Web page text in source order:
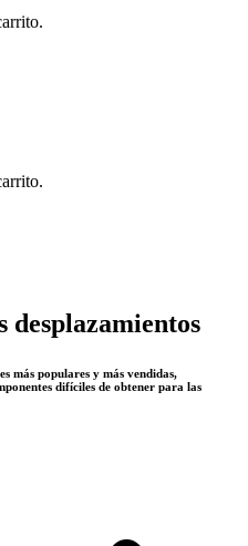
desplazamientos
más populares y más vendidas,
difíciles de obtener para las